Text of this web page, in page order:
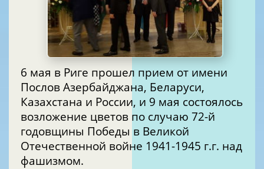
6 мая в Риге прошел прием от имени
Послов Азербайджана, Беларуси,
Казахстана и России, и 9 мая состоялось
возложение цветов по случаю 72-й
годовщины Победы в Великой
Отечественной войне 1941-1945 г.г. над
фашизмом.